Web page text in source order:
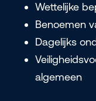
Wettelijke
Benoemen
Dagelijks
algemeen